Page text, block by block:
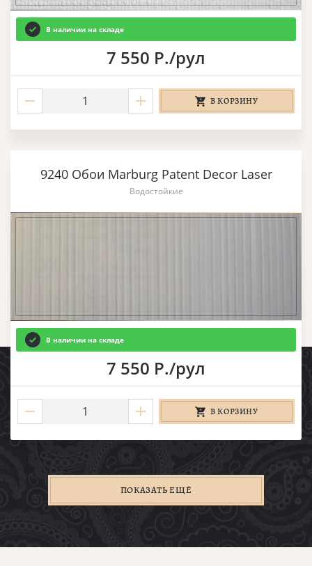
В наличии на складе
7 550 Р./рул
В КОРЗИНУ
9240 Обои Marburg Patent Decor Laser
Водостойкие
В наличии на складе
7 550 Р./рул
В КОРЗИНУ
ПОКАЗАТЬ ЕЩЁ